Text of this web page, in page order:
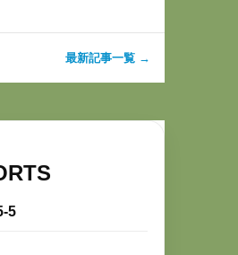
最新記事一覧 →
5